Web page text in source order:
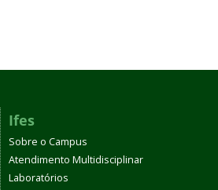
Ifes
Sobre o Campus
Atendimento Multidisciplinar
Laboratórios